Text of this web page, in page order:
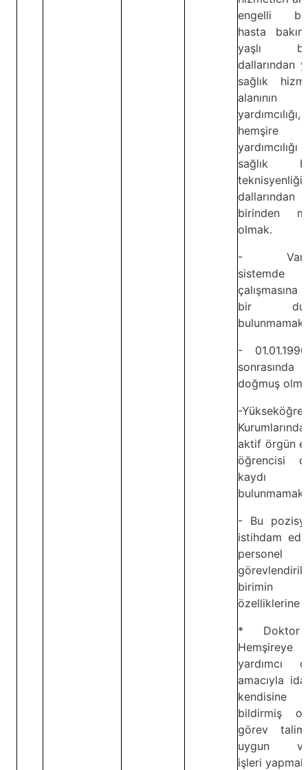
engelli
hasta
yaşlı
dallarından
sağlık
alanının
yardımcılığı,
hemşire
sağlık
teknisyenliği
dallarından
birinden
olmak.
-
sistemde
çalışmasına
bir
bulunmamak.
-
sonrasında
doğmuş
-
Kurumlarında
aktif örgün
öğrencisi
kaydı
bulunmamak.
- Bu
istihdam
personel
birimin
özelliklerine
*
Hemşireye
yardımcı
amacıyla
kendisine
bildirmiş
görev
uygun
işleri